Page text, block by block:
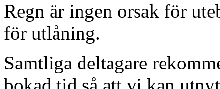
Regn är ingen orsak för
för utlåning.
Samtliga deltagare